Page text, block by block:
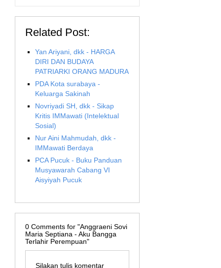
Related Post:
Yan Ariyani, dkk - HARGA
DIRI DAN BUDAYA
PATRIARKI ORANG MADURA
PDA Kota surabaya -
Keluarga Sakinah
Novriyadi SH, dkk - Sikap
Kritis IMMawati (Intelektual
Sosial)
Nur Aini Mahmudah, dkk -
IMMawati Berdaya
PCA Pucuk - Buku Panduan
Musyawarah Cabang VI
Aisyiyah Pucuk
0 Comments for "Anggraeni Sovi
Maria Septiana - Aku Bangga
Terlahir Perempuan"
Silakan tulis komentar